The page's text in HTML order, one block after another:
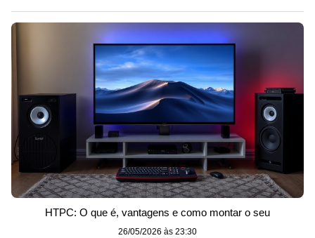
HTPC: O que é, vantagens e como montar o seu
26/05/2026 às 23:30